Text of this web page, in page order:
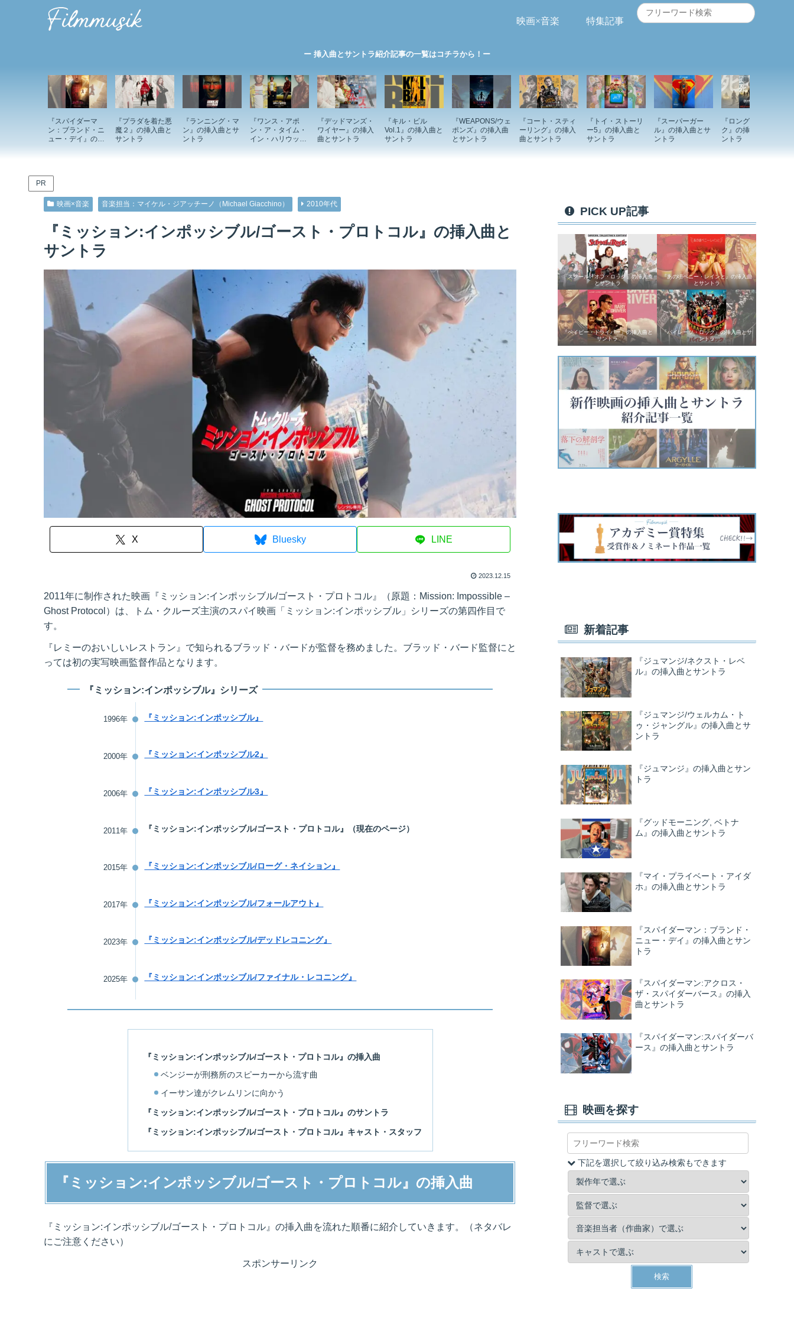
映画×音楽 特集記事
ー 挿入曲とサントラ紹介記事の一覧はコチラから！ー
『スパイダーマ
ン：ブランド・ニ
ュー・デイ』の挿
『プラダを着た悪
魔２』の挿入曲と
サントラ
『ランニング・マ
ン』の挿入曲とサ
ントラ
『ワンス・アポ
ン・ア・タイム・
イン・ハリウッ
『デッドマンズ・
ワイヤー』の挿入
曲とサントラ
『キル・ビル
Vol.1』の挿入曲と
サントラ
『WEAPONS/ウェ
ポンズ』の挿入曲
とサントラ
『コート・スティ
ーリング』の挿入
曲とサントラ
『トイ・ストーリ
ー5』の挿入曲と
サントラ
『スーパーガー
ル』の挿入曲とサ
ントラ
『ロングウォー
ク』の挿入曲とサ
ントラ
PR
映画×音楽 音楽担当：マイケル・ジアッチーノ（Michael Giacchino） 2010年代
『ミッション:インポッシブル/ゴースト・プロトコル』の挿入曲と
サントラ
X Bluesky LINE
2023.12.15
2011年に制作された映画『ミッション:インポッシブル/ゴースト・プロトコル』（原題：Mission: Impossible –
Ghost Protocol）は、トム・クルーズ主演のスパイ映画「ミッション:インポッシブル」シリーズの第四作目で
す。
『レミーのおいしいレストラン』で知られるブラッド・バードが監督を務めました。ブラッド・バード監督にと
っては初の実写映画監督作品となります。
『ミッション:インポッシブル』シリーズ
1996年 『ミッション:インポッシブル』
2000年 『ミッション:インポッシブル2』
2006年 『ミッション:インポッシブル3』
2011年 『ミッション:インポッシブル/ゴースト・プロトコル』（現在のページ）
2015年 『ミッション:インポッシブル/ローグ・ネイション』
2017年 『ミッション:インポッシブル/フォールアウト』
2023年 『ミッション:インポッシブル/デッドレコニング』
2025年 『ミッション:インポッシブル/ファイナル・レコニング』
『ミッション:インポッシブル/ゴースト・プロトコル』の挿入曲
ベンジーが刑務所のスピーカーから流す曲
イーサン達がクレムリンに向かう
『ミッション:インポッシブル/ゴースト・プロトコル』のサントラ
『ミッション:インポッシブル/ゴースト・プロトコル』キャスト・スタッフ
『ミッション:インポッシブル/ゴースト・プロトコル』の挿入曲
『ミッション:インポッシブル/ゴースト・プロトコル』の挿入曲を流れた順番に紹介していきます。（ネタバレ
にご注意ください）
スポンサーリンク
PICK UP記事
『スクール・オブ・ロック』の挿入曲
とサントラ
『あの頃ペニー・レインと』の挿入曲
とサントラ
『ベイビー・ドライバー』の挿入曲と
サントラ
『パイレーツ・ロック』の挿入曲とサ
ントラ
新着記事
『ジュマンジ/ネクスト・レベ
ル』の挿入曲とサントラ
『ジュマンジ/ウェルカム・ト
ゥ・ジャングル』の挿入曲とサ
ントラ
『ジュマンジ』の挿入曲とサン
トラ
『グッドモーニング, ベトナ
ム』の挿入曲とサントラ
『マイ・プライベート・アイダ
ホ』の挿入曲とサントラ
『スパイダーマン：ブランド・
ニュー・デイ』の挿入曲とサン
トラ
『スパイダーマン:アクロス・
ザ・スパイダーバース』の挿入
曲とサントラ
『スパイダーマン:スパイダーバ
ース』の挿入曲とサントラ
映画を探す
下記を選択して絞り込み検索もできます